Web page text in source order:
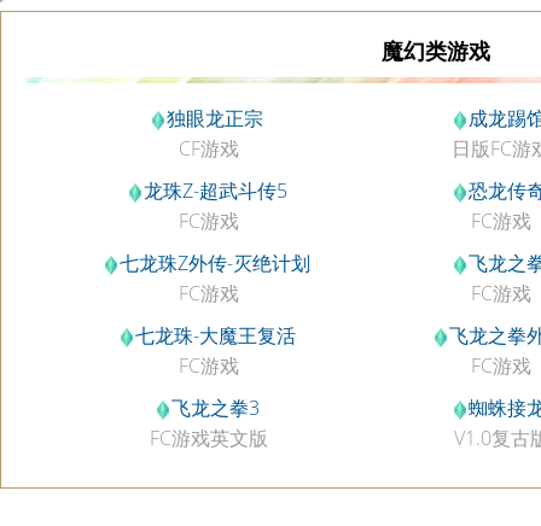
魔幻类游戏
独眼龙正宗
CF游戏
成龙踢
日版FC游
龙珠Z-超武斗传5
FC游戏
恐龙传
FC游戏
七龙珠Z外传-灭绝计划
FC游戏
飞龙之
FC游戏
七龙珠-大魔王复活
FC游戏
飞龙之拳
FC游戏
飞龙之拳3
FC游戏英文版
蜘蛛接
V1.0复古